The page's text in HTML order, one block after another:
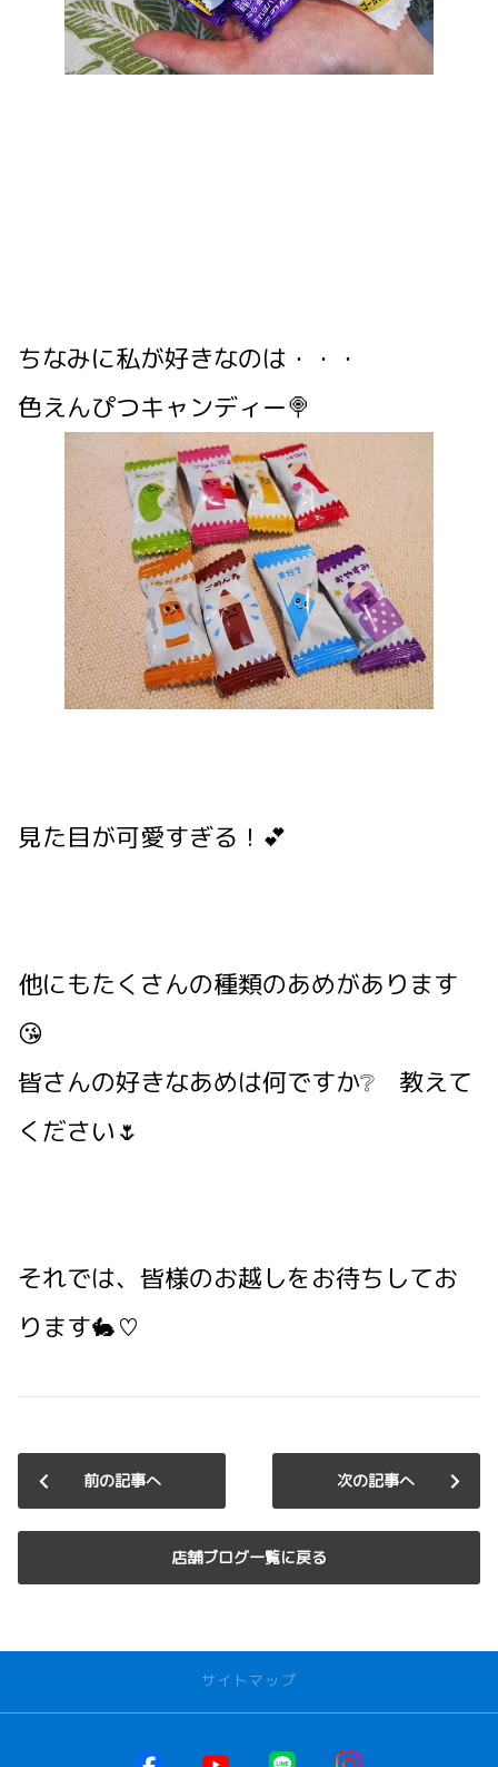
ちなみに私が好きなのは・・・
色えんぴつキャンディー🍭
見た目が可愛すぎる！💕
他にもたくさんの種類のあめがあります
😘
皆さんの好きなあめは何ですか❔ 教えて
ください🌷
それでは、皆様のお越しをお待ちしてお
ります🐇♡
前の記事へ
店舗ブログ一覧に戻る
次の記事へ
サイトマップ